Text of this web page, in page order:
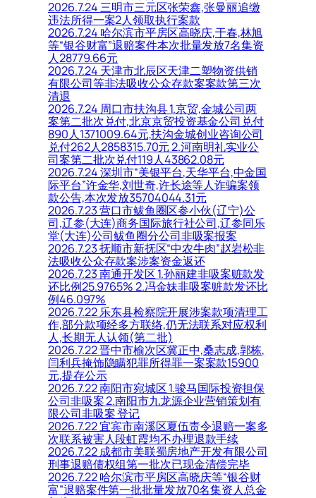
2026.7.24 三明市三元区张荣鑫,张曼丽追缴
违法所得一案2人领取执行案款
2026.7.24 哈尔滨市平房区高晓庆,于春,林旭
等“银谷财富”退赔案件本次批量发放7名集资
人28779.66元
2026.7.24 天津市北辰区天津二塑物资供销
有限公司等非法吸收公众存款案案款第三次
清退
2026.7.24 周口市扶沟县 1.京贸,金城公司两
案第二批次兑付,北京京贸投资基金公司兑付
890人1371009.64元,扶沟金城创业咨询公司
兑付262人2858315.70元 2.河南明礼实业公
司案第二批次兑付119人43862.08元
2026.7.24 深圳市“美银平台,天华平台,中金国
际平台”许金华,刘世奇,许长途等人诈骗案领
款公告,本次发放35704044.31元
2026.7.23 营口市鲅鱼圈区参小伙(辽宁)公
司,辽参(大连)商务国际旅行社公司,辽参同乐
堂(大连)公司鲅鱼圈分公司非吸案报案
2026.7.23 抚顺市新抚区“中农牛肉”赵岩松非
法吸收公众存款案涉案资金返还
2026.7.23 南通开发区 1.孙丽建非吸案赃款发
还比例25.9765% 2.冯金妹非吸案赃款发还比
例46.097%
2026.7.22 乐东县检察院开展涉案款项清理工
作,部分款项经多方联络,仍无法联系对应权利
人,长期无人认领(第二批)
2026.7.22 晋中市榆次区冀正中,桑志成,郭栋,
闫利兵掩饰隐瞒犯罪所得罪一案案款15900
元,提存公示
2026.7.22 南阳市宛城区 1.骏马国际投资担保
公司非吸案 2.南阳市九龙源企业营销策划有
限公司非吸案 登记
2026.7.22 宜宾市南溪区夏伍责令退赔一案多
次联系被害人段虹霞均不办理退款手续
2026.7.22 成都市美联蜀房地产开发有限公司
刑事退赔债权组第一批次已现金清偿完毕
2026.7.22 哈尔滨市平房区高晓庆等“银谷财
富”退赔案件第一批批量发放70名集资人总金